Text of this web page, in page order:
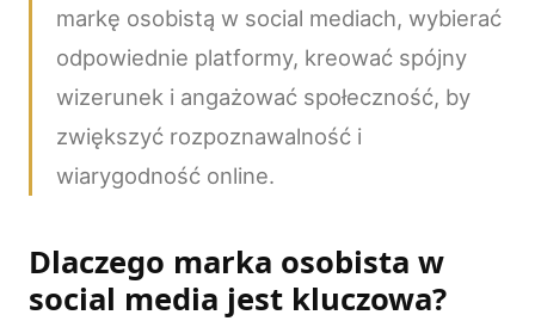
markę osobistą w social mediach, wybierać
odpowiednie platformy, kreować spójny
wizerunek i angażować społeczność, by
zwiększyć rozpoznawalność i
wiarygodność online.
Dlaczego marka osobista w
social media jest kluczowa?